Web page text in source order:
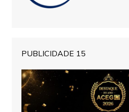
PUBLICIDADE 15